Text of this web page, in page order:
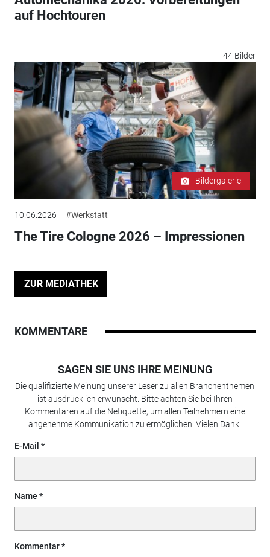
auf Hochtouren
44 Bilder
Bildergalerie
10.06.2026 #Werkstatt
The Tire Cologne 2026 – Impressionen
ZUR MEDIATHEK
KOMMENTARE
SAGEN SIE UNS IHRE MEINUNG
Die qualifizierte Meinung unserer Leser zu allen Branchenthemen
ist ausdrücklich erwünscht. Bitte achten Sie bei Ihren
Kommentaren auf die Netiquette, um allen Teilnehmern eine
angenehme Kommunikation zu ermöglichen. Vielen Dank!
E-Mail
Name
Kommentar